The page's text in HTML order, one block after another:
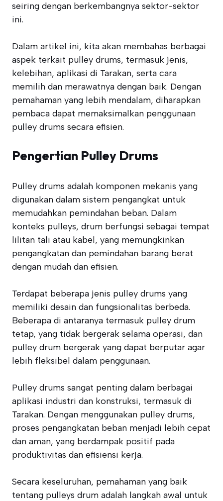
seiring dengan berkembangnya sektor-sektor
ini.
Dalam artikel ini, kita akan membahas berbagai
aspek terkait pulley drums, termasuk jenis,
kelebihan, aplikasi di Tarakan, serta cara
memilih dan merawatnya dengan baik. Dengan
pemahaman yang lebih mendalam, diharapkan
pembaca dapat memaksimalkan penggunaan
pulley drums secara efisien.
Pengertian Pulley Drums
Pulley drums adalah komponen mekanis yang
digunakan dalam sistem pengangkat untuk
memudahkan pemindahan beban. Dalam
konteks pulleys, drum berfungsi sebagai tempat
lilitan tali atau kabel, yang memungkinkan
pengangkatan dan pemindahan barang berat
dengan mudah dan efisien.
Terdapat beberapa jenis pulley drums yang
memiliki desain dan fungsionalitas berbeda.
Beberapa di antaranya termasuk pulley drum
tetap, yang tidak bergerak selama operasi, dan
pulley drum bergerak yang dapat berputar agar
lebih fleksibel dalam penggunaan.
Pulley drums sangat penting dalam berbagai
aplikasi industri dan konstruksi, termasuk di
Tarakan. Dengan menggunakan pulley drums,
proses pengangkatan beban menjadi lebih cepat
dan aman, yang berdampak positif pada
produktivitas dan efisiensi kerja.
Secara keseluruhan, pemahaman yang baik
tentang pulleys drum adalah langkah awal untuk